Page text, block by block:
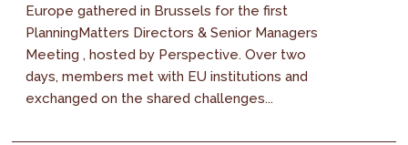
Europe gathered in Brussels for the first
PlanningMatters Directors & Senior Managers
Meeting , hosted by Perspective. Over two
days, members met with EU institutions and
exchanged on the shared challenges...